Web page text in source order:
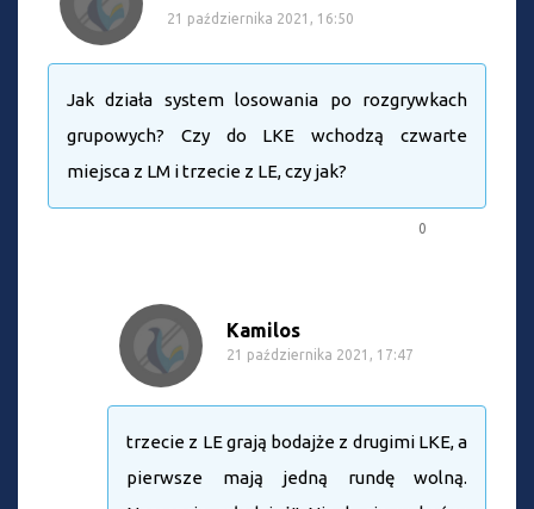
21 października 2021, 16:50
Jak działa system losowania po rozgrywkach
grupowych? Czy do LKE wchodzą czwarte
miejsca z LM i trzecie z LE, czy jak?
0
Kamilos
21 października 2021, 17:47
trzecie z LE grają bodajże z drugimi LKE, a
pierwsze mają jedną rundę wolną.